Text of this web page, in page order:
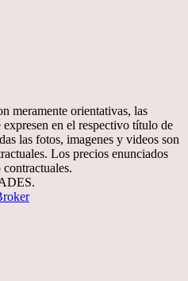
meramente orientativas, las
expresen en el respectivo título de
las fotos, imagenes y videos son
Los precios enunciados